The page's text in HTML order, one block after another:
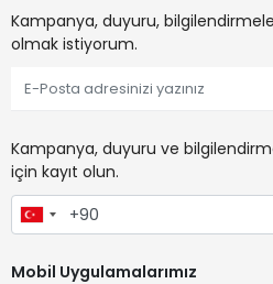
Kampanya, duyuru,
olmak istiyorum.
Kampanya, duyuru ve
için kayıt olun.
Mobil Uygulamalarımız